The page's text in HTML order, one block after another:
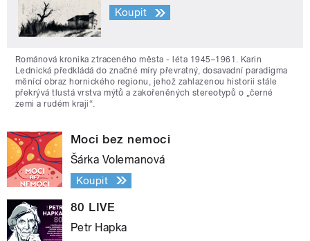
Koupit
Románová kronika ztraceného města - léta 1945–1961. Karin
Lednická předkládá do značné míry převratný, dosavadní paradigma
měnící obraz hornického regionu, jehož zahlazenou historii stále
překrývá tlustá vrstva mýtů a zakořeněných stereotypů o „černé
zemi a rudém kraji“.
Moci bez nemoci
Šárka Volemanová
Koupit
80 LIVE
Petr Hapka